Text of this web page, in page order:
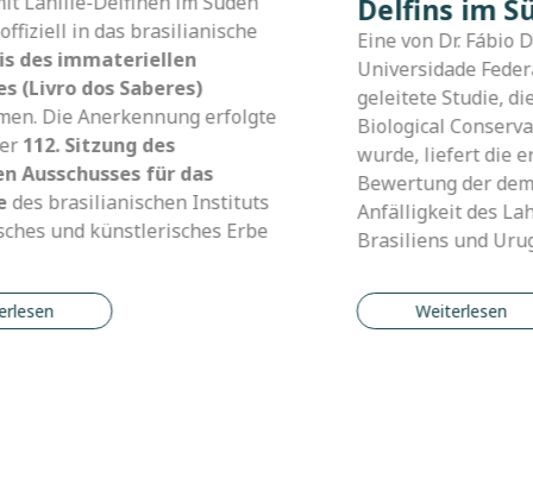
von der
Catarina
im Süden
Klimawandel
Kaosa hat die Webserie„Estuário
veröffentlicht – eine
audiovisuelle Produktion, die
Perspektiven auf das Patos-
Lagunenästuar und die
Herausforderungen der
zeigt, die von seinen natürlichen
Ressourcen leben.